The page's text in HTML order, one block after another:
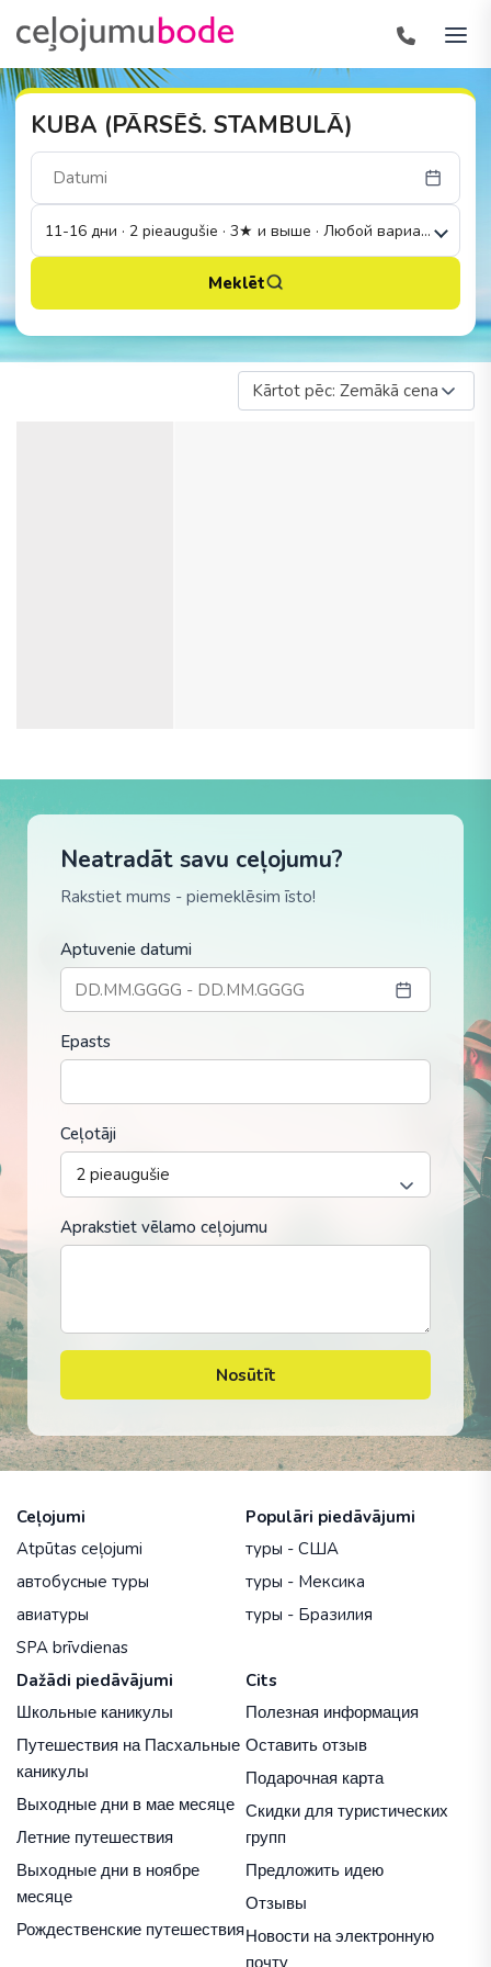
KUBA (PĀRSĒŠ. STAMBULĀ)
11-16 дни · 2 pieaugušie · 3★ и выше · Любой вариант
Meklēt
Kārtot pēc: Zemākā cena
Neatradāt savu ceļojumu?
Rakstiet mums - piemeklēsim īsto!
Aptuvenie datumi
Epasts
Ceļotāji
Aprakstiet vēlamo ceļojumu
Nosūtīt
Ceļojumi
Atpūtas ceļojumi
автобусные туры
авиатуры
SPA brīvdienas
Populāri piedāvājumi
туры - США
туры - Мексика
туры - Бразилия
Dažādi piedāvājumi
Школьные каникулы
Путешествия на Пасхальные
каникулы
Выходные дни в мае месяце
Летние путешествия
Выходные дни в ноябре
месяце
Рождественские путешествия
Cits
Полезная информация
Оставить отзыв
Подарочная карта
Скидки для туристических
групп
Предложить идею
Отзывы
Новости на электронную
почту